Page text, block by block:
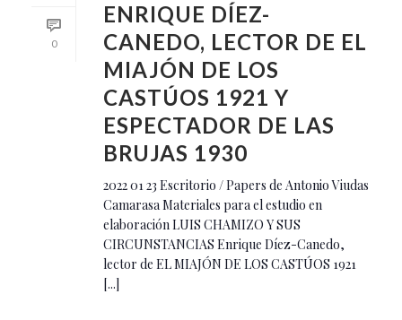
0
ENRIQUE DÍEZ-
CANEDO, LECTOR DE EL
MIAJÓN DE LOS
CASTÚOS 1921 Y
ESPECTADOR DE LAS
BRUJAS 1930
2022 01 23 Escritorio / Papers de Antonio Viudas
Camarasa Materiales para el estudio en
elaboración LUIS CHAMIZO Y SUS
CIRCUNSTANCIAS Enrique Díez-Canedo,
lector de EL MIAJÓN DE LOS CASTÚOS 1921
[...]